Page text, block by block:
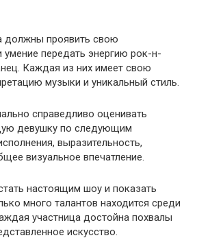
должны проявить свою
умение передать энергию рок-н-
Каждая из них имеет свою
музыки и уникальный стиль.
справедливо оценивать
девушку по следующим
выразительность,
визуальное впечатление.
настоящим шоу и показать
много талантов находится среди
участница достойна похвалы
искусство.